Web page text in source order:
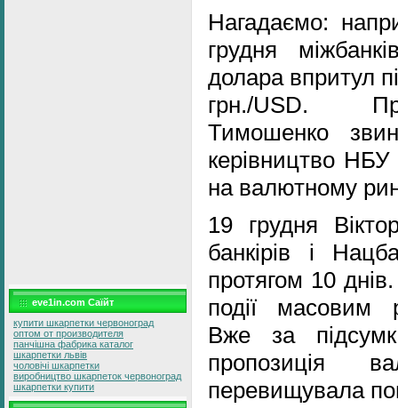
eve1in.com Саїйт
купити шкарпетки червоноград
оптом от производителя
панчішна фабрика каталог
шкарпетки львів
чоловічі шкарпетки
виробництво шкарпеток червоноград
шкарпетки купити
Нагадаємо:
грудня
долара впритул
грн./USD.
Тимошенко
керівництво НБУ
на валютному
19 грудня
банкірів і
протягом 10
події масовим
Вже за
пропозиція
перевищувала